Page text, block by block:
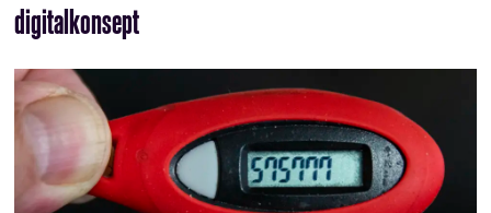
digitalkonsept